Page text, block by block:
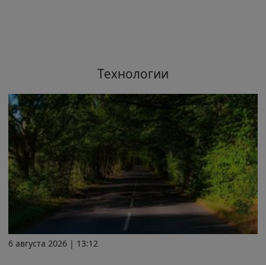
Технологии
6 августа 2026 | 13:12